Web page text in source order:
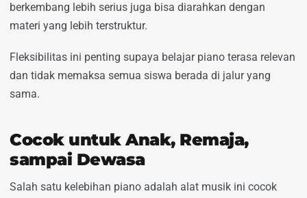
berkembang lebih serius juga bisa diarahkan dengan
materi yang lebih terstruktur.
Fleksibilitas ini penting supaya belajar piano terasa relevan
dan tidak memaksa semua siswa berada di jalur yang
sama.
Cocok untuk Anak, Remaja,
sampai Dewasa
Salah satu kelebihan piano adalah alat musik ini cocok